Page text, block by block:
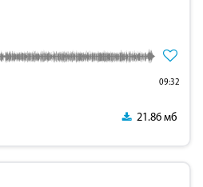
09:32
21.86 мб